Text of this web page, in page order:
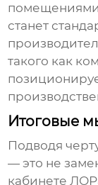
станет
такого как
Итоговые
Подводя
— это не
кабинете